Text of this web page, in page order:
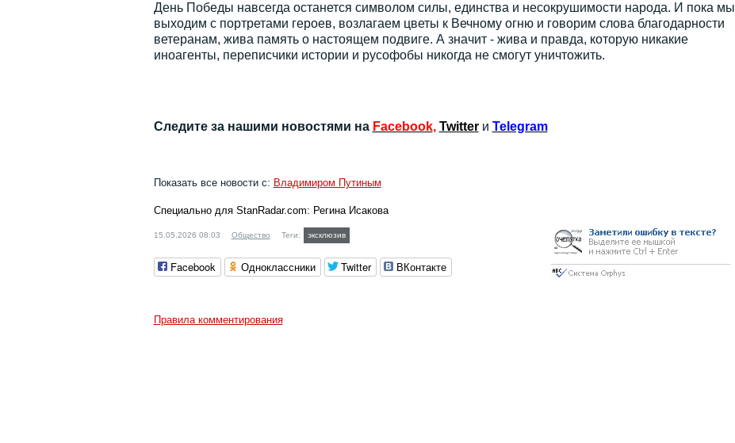
День Победы навсегда останется символом силы, единства и несокрушимости народа. И пока мы
выходим с портретами героев, возлагаем цветы к Вечному огню и говорим слова благодарности
ветеранам, жива память о настоящем подвиге. А значит - жива и правда, которую никакие
иноагенты, переписчики истории и русофобы никогда не смогут уничтожить.
Следите за нашими новостями на Facebook, Twitter и Telegram
Показать все новости с: Владимиром Путиным
Специально для StanRadar.com: Регина Исакова
15.05.2026 08:03 Общество Теги: эксклюзив
Facebook Одноклассники Twitter ВКонтакте
Правила комментирования